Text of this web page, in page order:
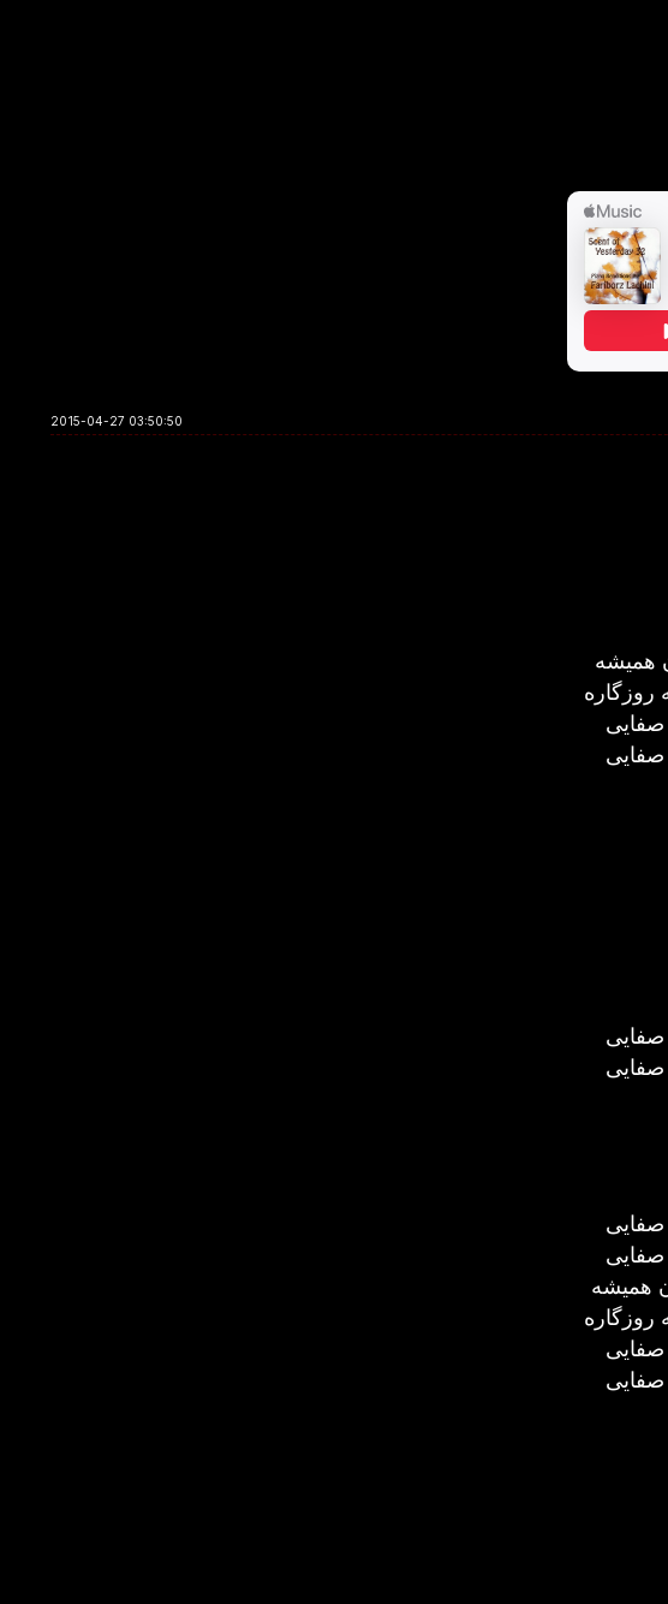
2015-04-27 03:50:50
همیشه
صفایی
صفایی
صفایی
صفایی
صفایی
صفایی
همیشه
صفایی
صفایی